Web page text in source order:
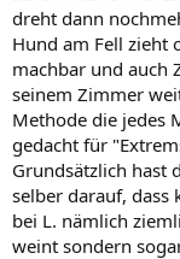
dreht dann
Hund am Fell zieht
machbar und auch
seinem Zimmer
Methode die jedes
gedacht für
Grundsätzlich hast
selber darauf, dass
bei L. nämlich
weint sondern